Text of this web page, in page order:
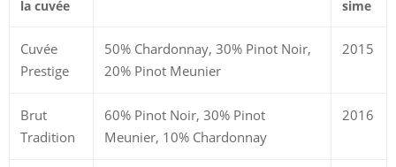
la cuvée sime
Cuvée
Prestige
50% Chardonnay, 30% Pinot Noir,
20% Pinot Meunier
2015
Brut
Tradition
60% Pinot Noir, 30% Pinot
Meunier, 10% Chardonnay
2016